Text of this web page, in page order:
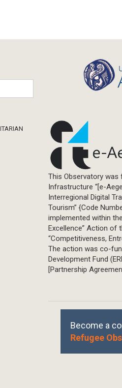
This Observatory was
Infrastructure “[e-
Interregional Digital
Tourism” {Code
implemented within
Excellence” Action of
“Competitiveness,
The action was co-
Development Fund
[Partnership
Become a
Refugee